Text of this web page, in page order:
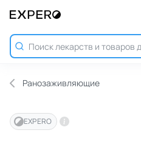
Ранозаживляющие
EXPERO